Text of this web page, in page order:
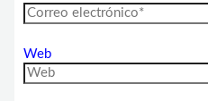
Web